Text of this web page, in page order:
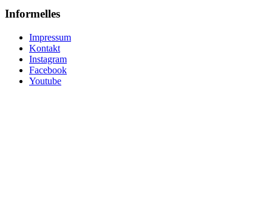
Informelles
Impressum
Kontakt
Instagram
Facebook
Youtube